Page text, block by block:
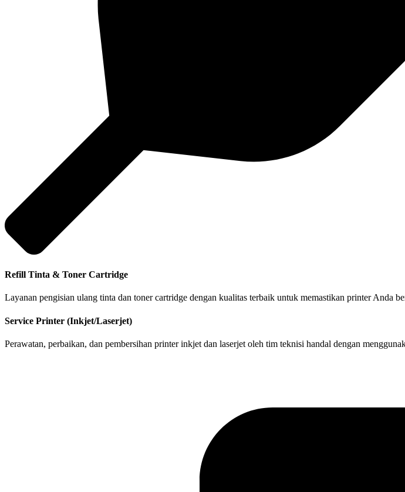
Refill Tinta & Toner Cartridge
Layanan pengisian ulang tinta dan toner cartridge dengan kualitas terbaik untuk memastikan printer Anda
Service Printer (Inkjet/Laserjet)
Perawatan, perbaikan, dan pembersihan printer inkjet dan laserjet oleh tim teknisi handal dengan